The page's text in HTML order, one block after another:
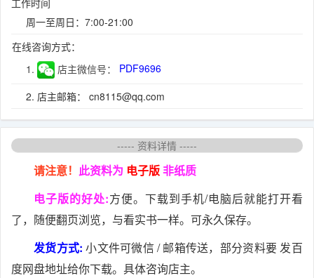
工作时间
周一至周日：7:00-21:00
在线咨询方式：
1.
店主微信号：
PDF9696
2. 店主邮箱： cn8115@qq.com
----- 资料详情 -----
请注意！ 此资料为 电子版非纸质
电子版的好处:方便。下载到手机/电脑后就能打开看
了，随便翻页浏览，与看实书一样。可永久保存。
发货方式: 小文件可微信 / 邮箱传送，部分资料要 发百
度网盘地址给你下载。具体咨询店主。